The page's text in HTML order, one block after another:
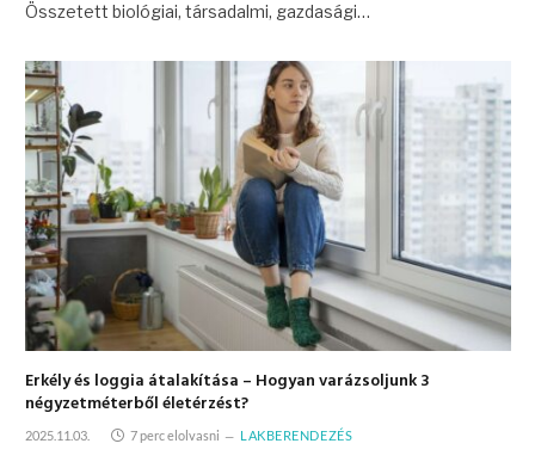
Összetett biológiai, társadalmi, gazdasági…
Erkély és loggia átalakítása – Hogyan varázsoljunk 3
négyzetméterből életérzést?
2025.11.03. 7 perc elolvasni LAKBERENDEZÉS